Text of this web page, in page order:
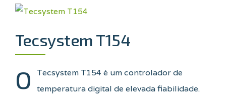
Tecsystem T154
O
Tecsystem T154 é um controlador de
temperatura digital de elevada fiabilidade.